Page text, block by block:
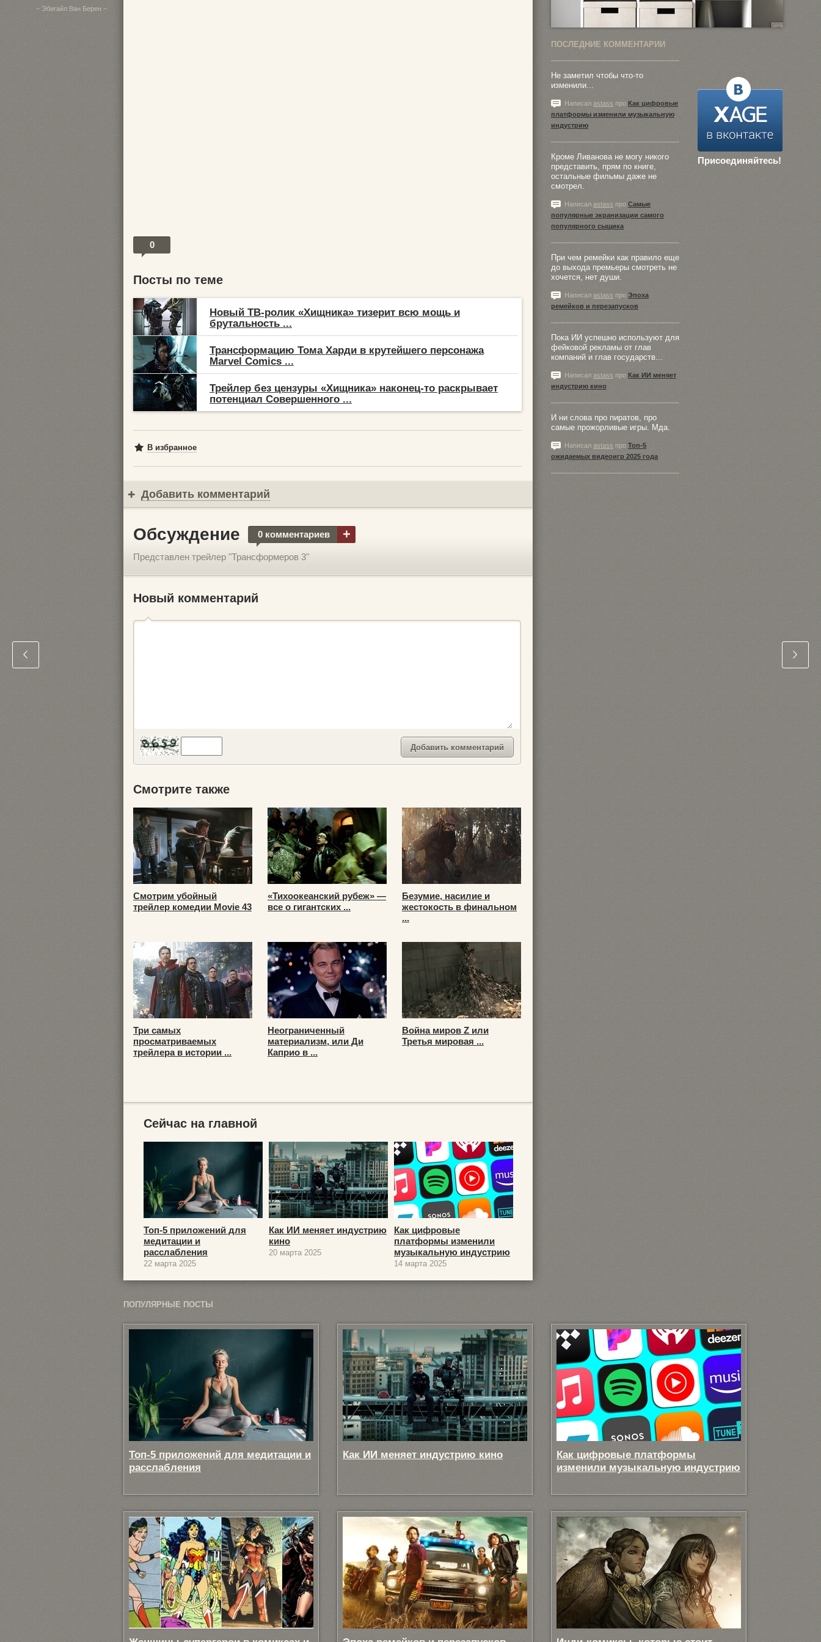
– Эбигайл Ван Берен –
0
Посты по теме
Новый ТВ-ролик «Хищника» тизерит всю мощь и
брутальность ...
Трансформацию Тома Харди в крутейшего персонажа
Marvel Comics ...
Трейлер без цензуры «Хищника» наконец-то раскрывает
потенциал Совершенного ...
В избранное
Добавить комментарий
Обсуждение 0 комментариев +
Представлен трейлер "Трансформеров 3"
Новый комментарий
Смотрите также
Смотрим убойный
трейлер комедии Movie 43
«Тихоокеанский рубеж» —
все о гигантских ...
Безумие, насилие и
жестокость в финальном
...
Три самых
просматриваемых
трейлера в истории ...
Неограниченный
материализм, или Ди
Каприо в ...
Война миров Z или
Третья мировая ...
Сейчас на главной
Топ-5 приложений для
медитации и
расслабления
22 марта 2025
Как ИИ меняет индустрию
кино
20 марта 2025
Как цифровые
платформы изменили
музыкальную индустрию
14 марта 2025
ПОСЛЕДНИЕ КОММЕНТАРИИ
Присоединяйтесь!
Не заметил чтобы что-то
изменили...
Написал astass про Как цифровые
платформы изменили музыкальную
индустрию
Кроме Ливанова не могу никого
представить, прям по книге,
остальные фильмы даже не
смотрел.
Написал astass про Самые
популярные экранизации самого
популярного сыщика
При чем ремейки как правило еще
до выхода премьеры смотреть не
хочется, нет души.
Написал astass про Эпоха
ремейков и перезапусков
Пока ИИ успешно используют для
фейковой рекламы от глав
компаний и глав государств...
Написал astass про Как ИИ меняет
индустрию кино
И ни слова про пиратов, про
самые прожорливые игры. Мда.
Написал astass про Топ-5
ожидаемых видеоигр 2025 года
ПОПУЛЯРНЫЕ ПОСТЫ
Топ-5 приложений для медитации и
расслабления
Как ИИ меняет индустрию кино
Как цифровые платформы
изменили музыкальную индустрию